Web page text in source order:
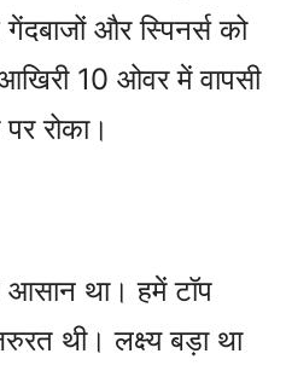
और स्पिनर्स को
10 ओवर में वापसी
रोका।
था। हमें टॉप
थी। लक्ष्‍य बड़ा था